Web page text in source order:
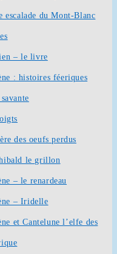
escalade du Mont-Blanc
– le livre
: histoires féeriques
des oeufs perdus
le grillon
– le renardeau
– Iridelle
et Cantelune l’elfe des